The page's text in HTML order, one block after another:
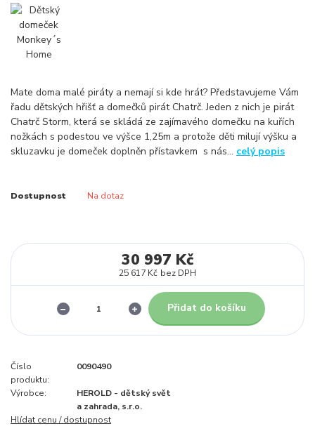
Mate doma malé piráty a nemají si kde hrát? Představujeme Vám
řadu dětských hřišť a domečků pirát Chatrč. Jeden z nich je pirát
Chatrč Storm, která se skládá ze zajímavého domečku na kuřích
nožkách s podestou ve výšce 1,25m a protože děti milují výšku a
skluzavku je domeček doplněn přístavkem s nás... celý popis
Dostupnost Na dotaz
30 997 Kč
25 617 Kč bez DPH
Přidat do košíku
Číslo
produktu:
0090490
Výrobce:
HEROLD - dětský svět
a zahrada, s.r.o.
Hlídat cenu / dostupnost